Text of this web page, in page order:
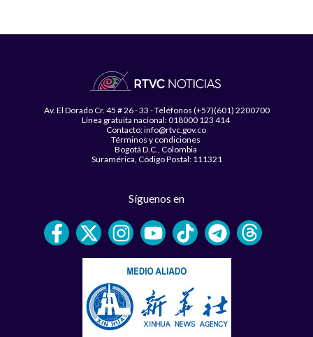
Av. El Dorado Cr. 45 # 26 - 33 - Teléfonos (+57)(601) 2200700
Línea gratuita nacional: 018000 123 414
Contacto: info@rtvc.gov.co
Términos y condiciones
Bogotá D.C., Colombia
Suramérica, Código Postal: 111321
Síguenos en